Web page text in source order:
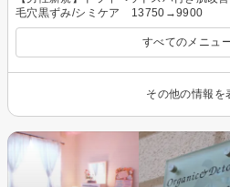
毛穴黒ずみ/シミケア 13750→9900
すべてのメニュ
その他の情報を